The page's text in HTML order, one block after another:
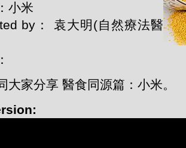
小米
by： 袁大明(自然療法醫
大家分享 醫食同源篇：小米。